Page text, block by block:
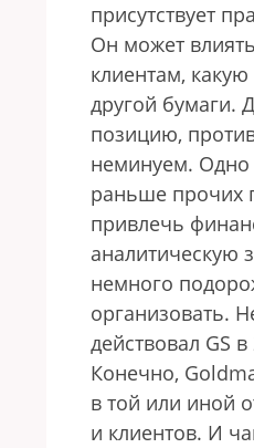
присутствует
Он может
клиентам,
другой бумаги.
позицию,
неминуем. Одно
раньше прочих
привлечь
аналитическую
немного
организовать.
действовал GS
Конечно,
в той или иной
и клиентов. И